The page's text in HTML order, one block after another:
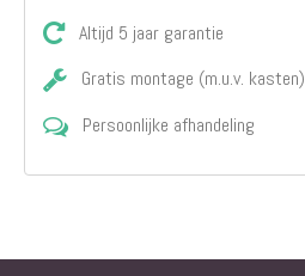
Altijd 5 jaar garantie
Gratis montage (m.u.v. kasten)
Persoonlijke afhandeling